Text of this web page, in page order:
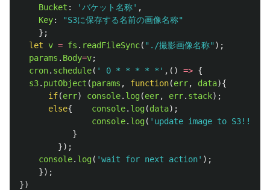
Bucket : 'バケット名称' ,
Key: "S3に保存する名前の画像名称"
};
let v = fs . readFileSync( " ./撮影画像名称" );
params . Body=v;
cron. schedule( ' 0 * * * * * ' ,() => {
s3. putObject (params , function(err, data){
if(err) console. log(eer, err. stack);
else{ console. log(data);
console. log( ' update image to S3!!
}
});
console. log( 'wait for next action' );
});
})